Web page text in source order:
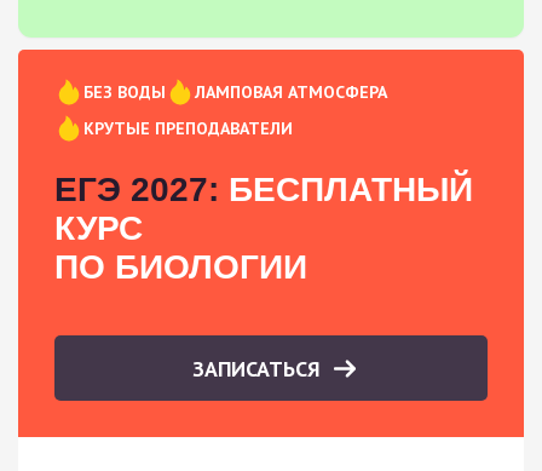
БЕЗ ВОДЫ
ЛАМПОВАЯ АТМОСФЕРА
КРУТЫЕ ПРЕПОДАВАТЕЛИ
ЕГЭ 2027: БЕСПЛАТНЫЙ
КУРС
ПО БИОЛОГИИ
ЗАПИСАТЬСЯ